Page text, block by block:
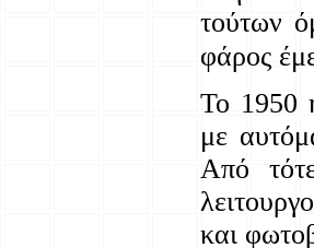
τούτων
φάρος
Το 1950
με
Από
και